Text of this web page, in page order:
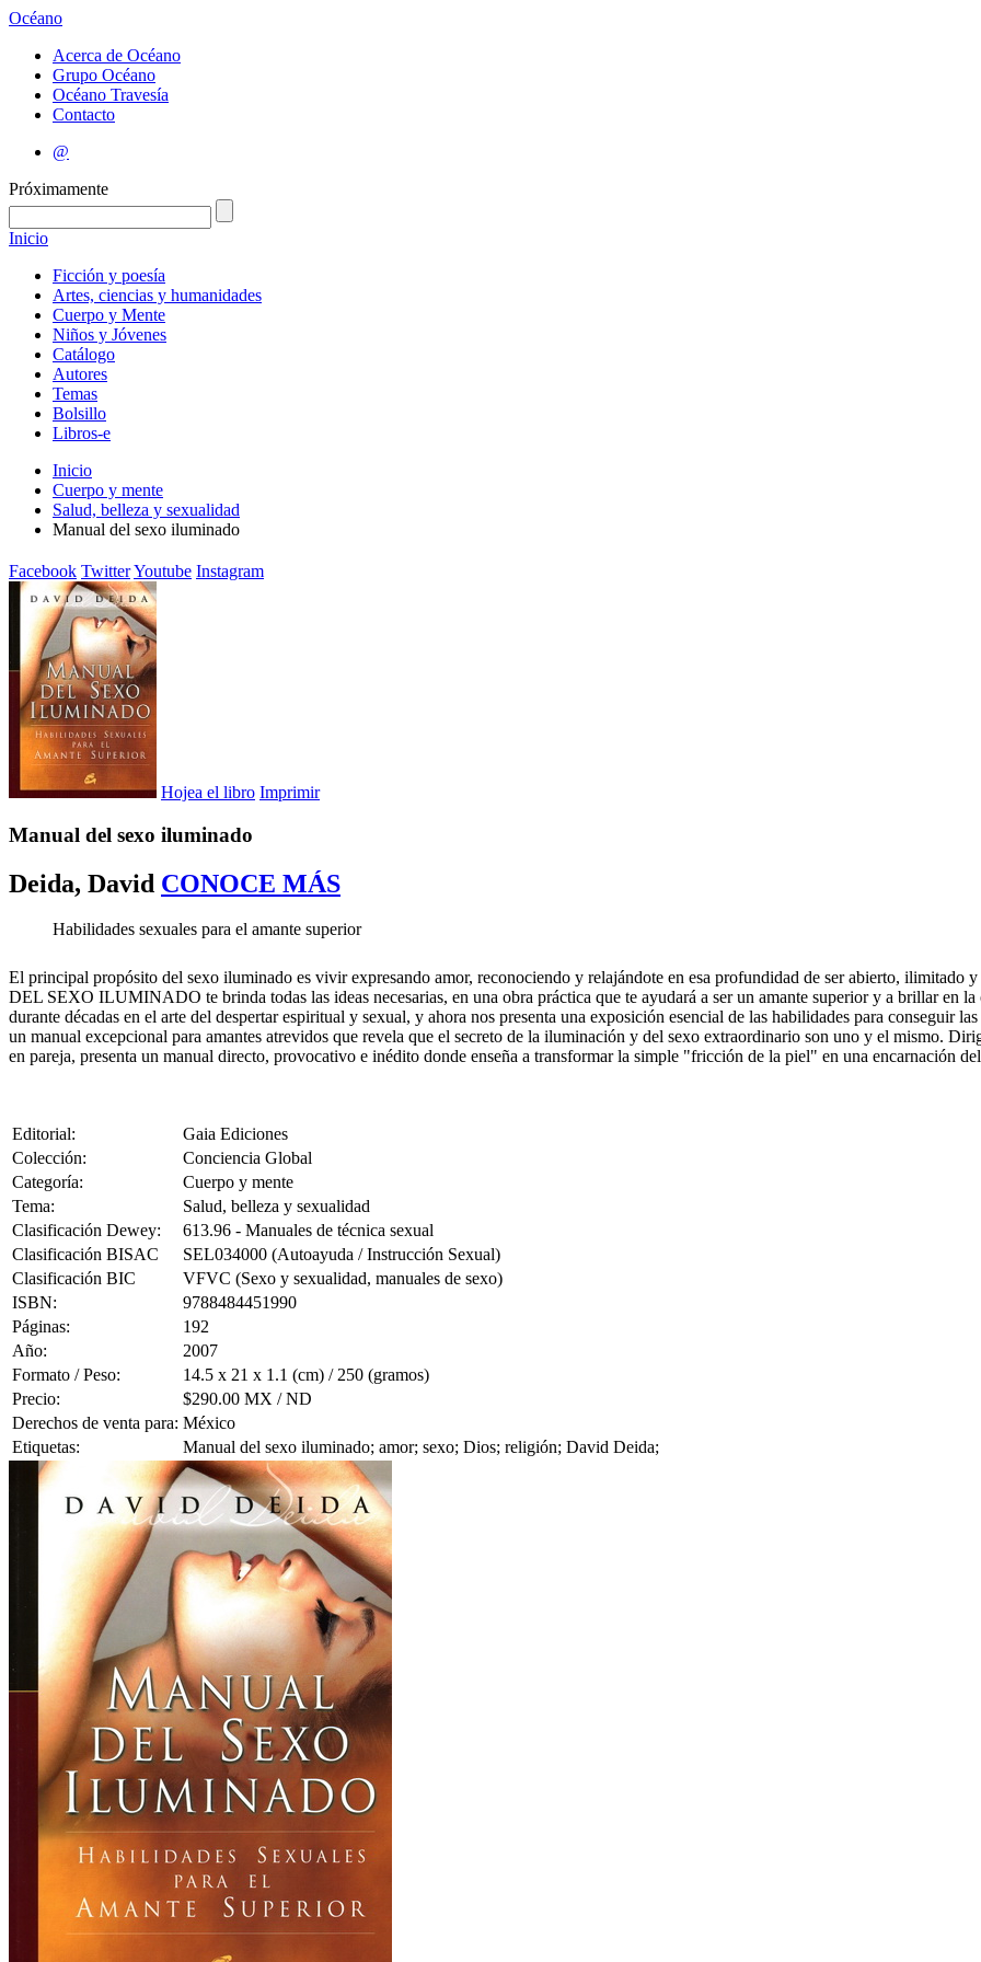
Océano
Acerca de Océano
Grupo Océano
Océano Travesía
Contacto
@
Próximamente
Inicio
Ficción y poesía
Artes, ciencias y humanidades
Cuerpo y Mente
Niños y Jóvenes
Catálogo
Autores
Temas
Bolsillo
Libros-e
Inicio
Cuerpo y mente
Salud, belleza y sexualidad
Manual del sexo iluminado
Facebook TwitterYoutube Instagram
Hojea el libro Imprimir
Manual del sexo iluminado
Deida, David CONOCE MÁS
Habilidades sexuales para el amante superior
El principal propósito del sexo iluminado es vivir expresando amor, reconociendo y relajándote en esa profundidad de ser abierto,
DEL SEXO ILUMINADO te brinda todas las ideas necesarias, en una obra práctica que te ayudará a ser un amante superior y a brillar en
durante décadas en el arte del despertar espiritual y sexual, y ahora nos presenta una exposición esencial de las habilidades para conseguir
un manual excepcional para amantes atrevidos que revela que el secreto de la iluminación y del sexo extraordinario son uno y el mismo.
en pareja, presenta un manual directo, provocativo e inédito donde enseña a transformar la simple "fricción de la piel" en una encarnación
Editorial:
Gaia Ediciones
Colección:
Conciencia Global
Categoría:
Cuerpo y mente
Tema:
Salud, belleza y sexualidad
Clasificación Dewey:
613.96 - Manuales de técnica sexual
Clasificación BISAC
SEL034000 (Autoayuda / Instrucción Sexual)
Clasificación BIC
VFVC (Sexo y sexualidad, manuales de sexo)
ISBN:
9788484451990
Páginas:
192
Año:
2007
Formato / Peso:
14.5 x 21 x 1.1 (cm) / 250 (gramos)
Precio:
$290.00 MX / ND
Derechos de venta para: México
Etiquetas:
Manual del sexo iluminado; amor; sexo; Dios; religión; David Deida;